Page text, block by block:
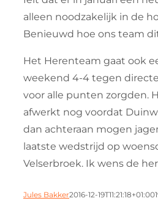
alleen noodzakelijk in de
Benieuwd hoe ons team
Het Herenteam gaat ook
weekend 4-4 tegen
voor alle punten zorgden.
afwerkt nog voordat
dan achteraan mogen
laatste wedstrijd op
Velserbroek. Ik wens de
Jules Bakker2016-12-19T11:21:18+01:00